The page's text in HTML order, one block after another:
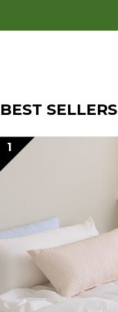
BEST SELLERS
1